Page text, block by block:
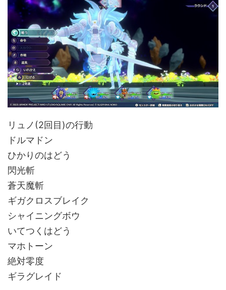
リュノ(2回目)の行動
ドルマドン
ひかりのはどう
閃光斬
蒼天魔斬
ギガクロスブレイク
シャイニングボウ
いてつくはどう
マホトーン
絶対零度
ギラグレイド